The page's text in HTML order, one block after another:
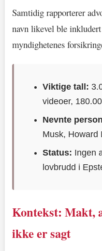
Samtidig rapporterer
navn likevel ble
myndighetenes
Viktige tall:
videoer,
Nevnte
Musk, Howard
Status: Ingen
lovbrudd i
Kontekst: Makt,
ikke er sagt